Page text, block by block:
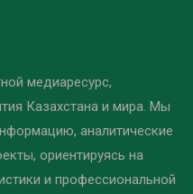
медиаресурс,
Казахстана и мира. Мы
аналитические
ориентируясь на
и профессиональной